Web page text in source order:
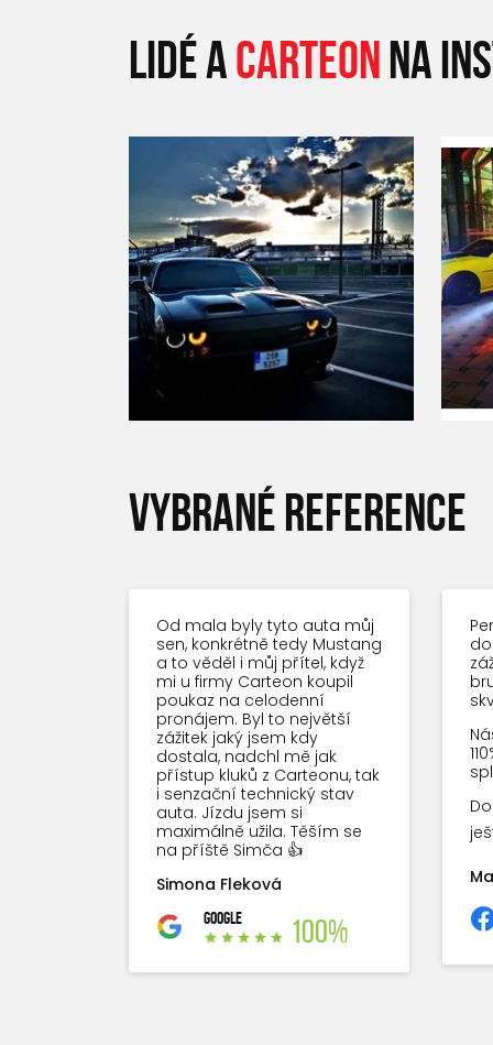
LIDÉ ACARTEONNA
VYBRANÉ REFERENCE
Od mala byly tyto auta můj
sen, konkrétně tedy Mustang
a to věděl i můj přítel, když
mi u firmy Carteon koupil
poukaz na celodenní
pronájem. Byl to největší
zážitek jaký jsem kdy
dostala, nadchl mě jak
přístup kluků z Carteonu, tak
i senzační technický stav
auta. Jízdu jsem si
maximálně užila. Těším se
na příště Simča 👍
Simona Fleková
GOOGLE 100%